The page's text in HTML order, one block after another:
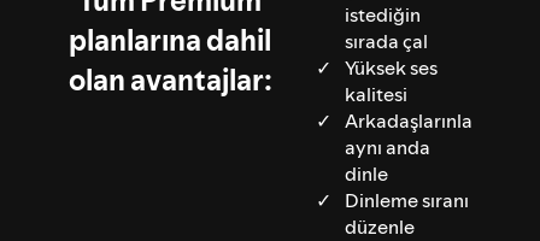
planlarına dahil
olan avantajlar:
istediğin
sırada çal
Yüksek ses
kalitesi
Arkadaşlarınla
aynı anda
dinle
Dinleme sıranı
düzenle